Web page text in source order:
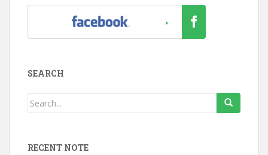
SEARCH
RECENT NOTE